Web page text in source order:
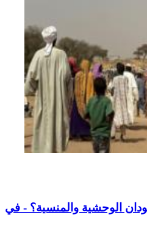
الوحشية والمنسية؟ - في